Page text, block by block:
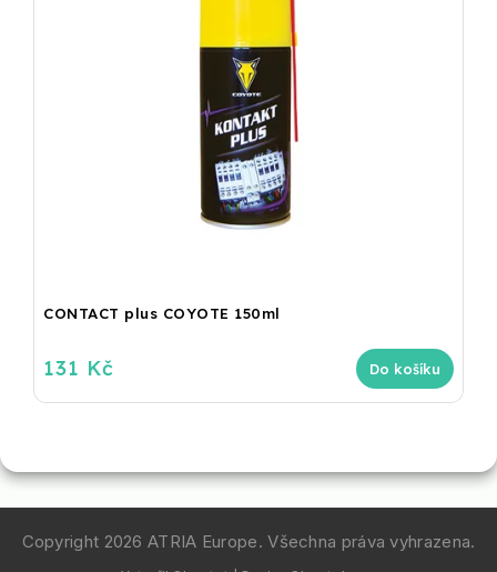
CONTACT plus COYOTE 150ml
131 Kč Do košíku
Copyright 2026ATRIA Europe. Všechna práva vyhrazena.